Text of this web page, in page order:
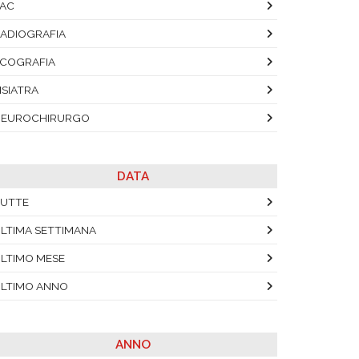
DATA
SETTIMANA
MESE
ANNO
ANNO